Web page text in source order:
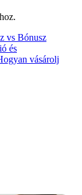
vs Bónusz
és
vásárolj